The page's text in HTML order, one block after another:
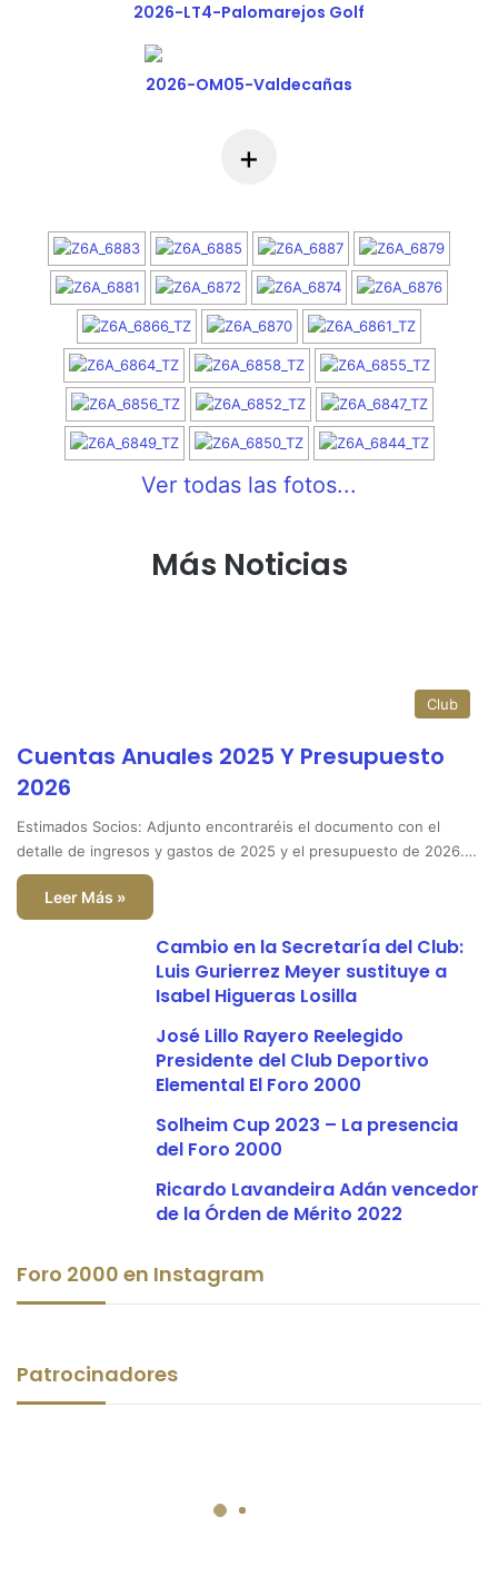
2026-LT4-Palomarejos Golf
2026-OM05-Valdecañas
+
Ver todas las fotos...
Más Noticias
Club
Cuentas Anuales 2025 Y Presupuesto
2026
Estimados Socios: Adjunto encontraréis el documento con el
detalle de ingresos y gastos de 2025 y el presupuesto de 2026.…
Leer Más »
Cambio en la Secretaría del Club:
Luis Gurierrez Meyer sustituye a
Isabel Higueras Losilla
José Lillo Rayero Reelegido
Presidente del Club Deportivo
Elemental El Foro 2000
Solheim Cup 2023 – La presencia
del Foro 2000
Ricardo Lavandeira Adán vencedor
de la Órden de Mérito 2022
Foro 2000 en Instagram
Patrocinadores